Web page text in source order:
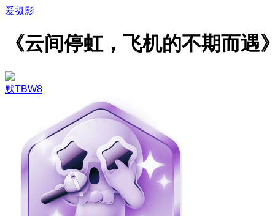
爱摄影
《云间停虹，飞机的不期而遇
默TBW8